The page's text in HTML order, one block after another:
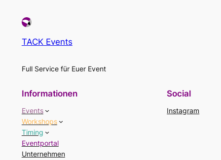
TACK Events
Full Service für Euer Event
Informationen
Events
Workshops
Timing
Eventportal
Unternehmen
Social
Instagram